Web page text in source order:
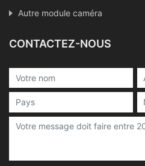
Autre module caméra
CONTACTEZ-NOUS